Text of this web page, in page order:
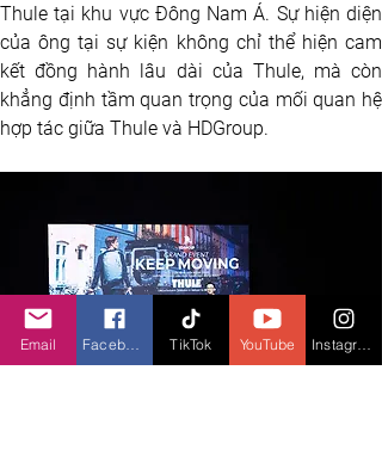
Thule tại khu vực Đông Nam Á. Sự hiện diện
của ông tại sự kiện không chỉ thể hiện cam
kết đồng hành lâu dài của Thule, mà còn
khẳng định tầm quan trọng của mối quan hệ
hợp tác giữa Thule và HDGroup.
Email TikTok YouTube